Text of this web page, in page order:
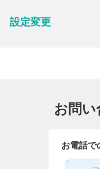
設定変更
お問
お電話で